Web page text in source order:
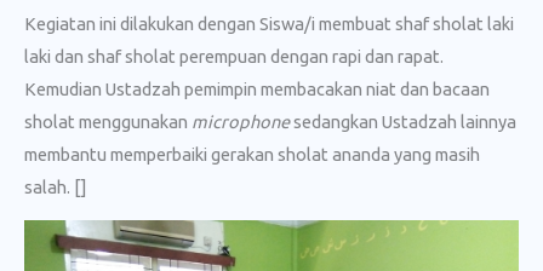
Kegiatan ini dilakukan dengan Siswa/i membuat shaf sholat laki
laki dan shaf sholat perempuan dengan rapi dan rapat.
Kemudian Ustadzah pemimpin membacakan niat dan bacaan
sholat menggunakan microphonesedangkan Ustadzah lainnya
membantu memperbaiki gerakan sholat ananda yang masih
salah. []